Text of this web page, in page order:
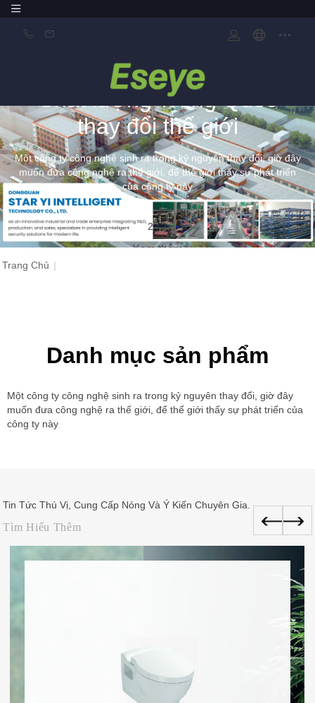
Chất lượng Trung Quốc
thay đổi thế giới
Một công ty công nghệ sinh ra trong kỷ nguyên thay đổi, giờ đây
muốn đưa công nghệ ra thế giới, để thế giới thấy sự phát triển
của công ty này
Xem thêm
2/2
Trang Chủ |
Danh mục sản phẩm
Tin Tức Thú Vị, Cung Cấp Nóng Và Ý Kiến ​​chuyên Gia.
Tìm Hiểu Thêm